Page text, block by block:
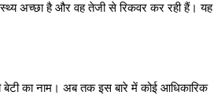
अच्छा है और वह तेजी से रिकवर कर रही हैं। यह
का नाम। अब तक इस बारे में कोई आधिकारिक